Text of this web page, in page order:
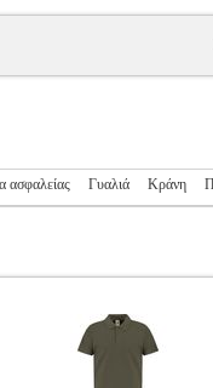
ασφαλείας Γυαλιά Κράνη